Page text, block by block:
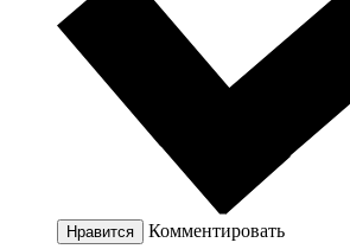
Нравится Комментировать